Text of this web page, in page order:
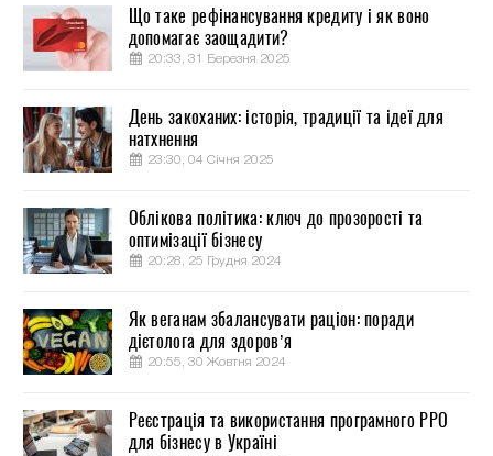
Що таке рефінансування кредиту і як воно
допомагає заощадити?
20:33, 31 Березня 2025
День закоханих: історія, традиції та ідеї для
натхнення
23:30, 04 Січня 2025
Облікова політика: ключ до прозорості та
оптимізації бізнесу
20:28, 25 Грудня 2024
Як веганам збалансувати раціон: поради
дієтолога для здоров’я
20:55, 30 Жовтня 2024
Реєстрація та використання програмного РРО
для бізнесу в Україні